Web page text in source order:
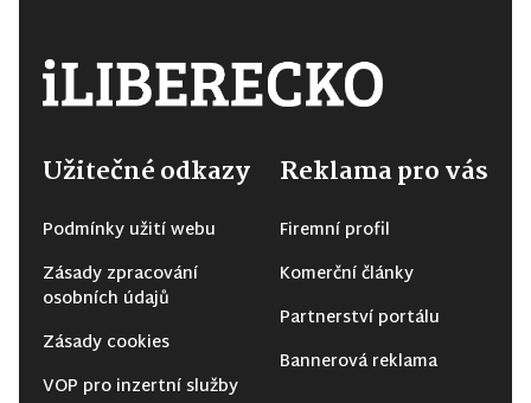
Užitečné odkazy
Podmínky užití webu
Zásady zpracování
osobních údajů
Zásady cookies
VOP pro inzertní služby
Reklama pro vás
Firemní profil
Komerční články
Partnerství portálu
Bannerová reklama